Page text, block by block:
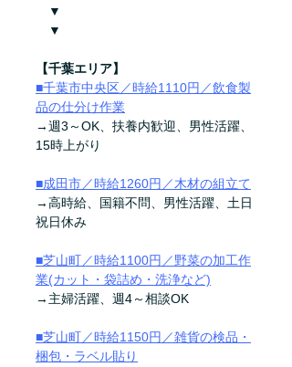
▼
▼
【千葉エリア】
■千葉市中央区／時給1110円／飲食製
品の仕分け作業
→週3～OK、扶養内歓迎、男性活躍、
15時上がり
■成田市／時給1260円／木材の組立て
→高時給、国籍不問、男性活躍、土日
祝日休み
■芝山町／時給1100円／野菜の加工作
業(カット・袋詰め・洗浄など)
→主婦活躍、週4～相談OK
■芝山町／時給1150円／雑貨の検品・
梱包・ラベル貼り